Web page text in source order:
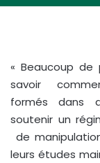
« Beaucoup
savoir
formés dans
soutenir un
de
leurs études